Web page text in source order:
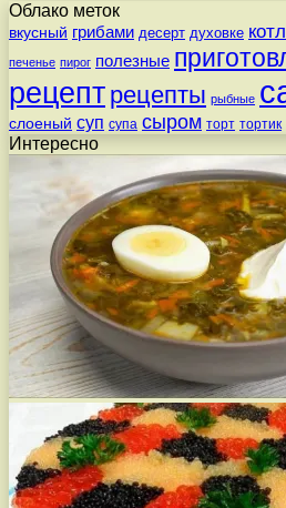
Облако меток
вкусный грибами десерт духовке
печенье пирог полезные
рецепт рецепты рыбные
слоеный суп супа сыром торт тортик
Интересно